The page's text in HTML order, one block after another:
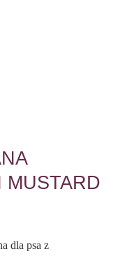
MUSTARD
dla psa z